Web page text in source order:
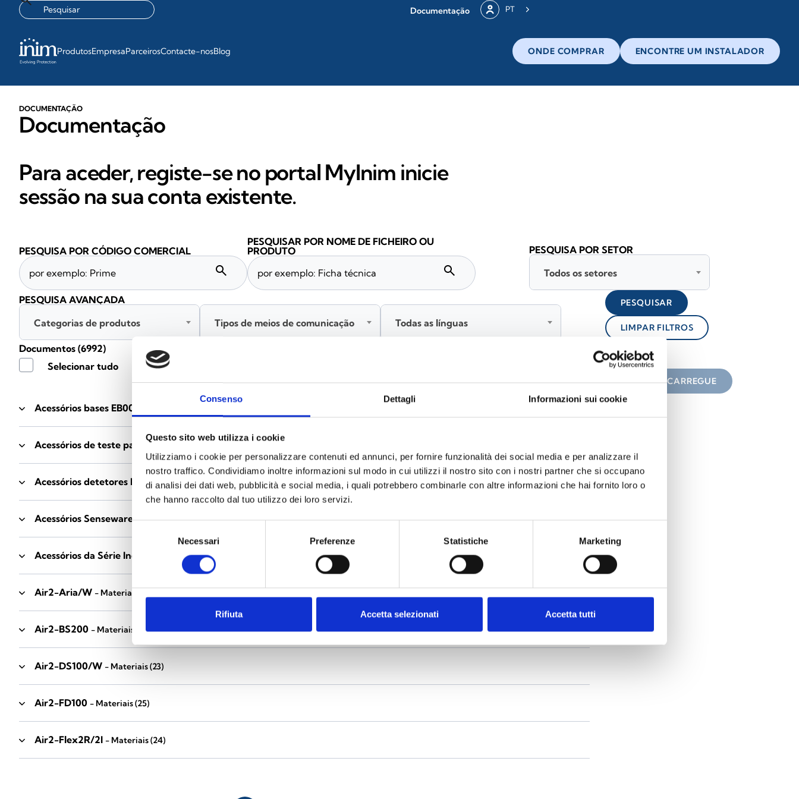
Consenso Dettagli Informazioni sui cookie
Questo sito web utilizza i cookie
Utilizziamo i cookie per personalizzare contenuti ed annunci, per fornire funzionalità dei social media e per analizzare il
nostro traffico. Condividiamo inoltre informazioni sul modo in cui utilizzi il nostro sito con i nostri partner che si occupano
di analisi dei dati web, pubblicità e social media, i quali potrebbero combinarle con altre informazioni che hai fornito loro o
che hanno raccolto dal tuo utilizzo dei loro servizi.
consenso
Necessari Preferenze Statistiche Marketing
Rifiuta Accetta selezionati Accetta tutti
Documentação PT
ProdutosEmpresaParceirosContacte-nosBlog ONDE COMPRAR ENCONTRE UM INSTALADOR
DOCUMENTAÇÃO
Documentação
Para aceder, registe-se no portal MyInim inicie
sessão na sua conta existente.
Acessórios bases EB00
Acessórios de teste para detetores
Acessórios detetores Enea - Materiais(35)
Acessórios Senseware - Materiais(2)
Acessórios da Série Industrial - Materiais(17)
Air2-Aria/W - Materiais
Air2-BS200 - Materiais (34)
Air2-DS100/W - Materiais(23)
Air2-FD100 - Materiais(25)
Air2-Flex2R/2I - Materiais(24)
Documentos (6992)
Selecionar tudo
DESCARREGUE
PESQUISA POR CÓDIGO COMERCIAL
search
PESQUISAR POR NOME DE FICHEIRO OU
PRODUTO
search
PESQUISA POR SETOR
Todos os setores
PESQUISA AVANÇADA
Categorias de produtos
Tipos de meios de comunicação Todas as línguas
PESQUISAR
LIMPAR FILTROS